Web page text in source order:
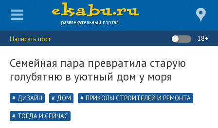
развлекательный портал
Написать пост 18+
Семейная пара превратила старую
голубятню в уютный дом у моря
ДИЗАЙН ДОМ ПРИКОЛЫ СТРОИТЕЛЕЙ И РЕМОНТА
ТОГДА И СЕЙЧАС